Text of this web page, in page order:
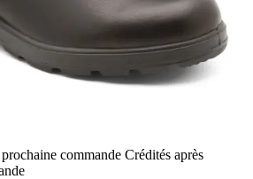
commande Crédités après